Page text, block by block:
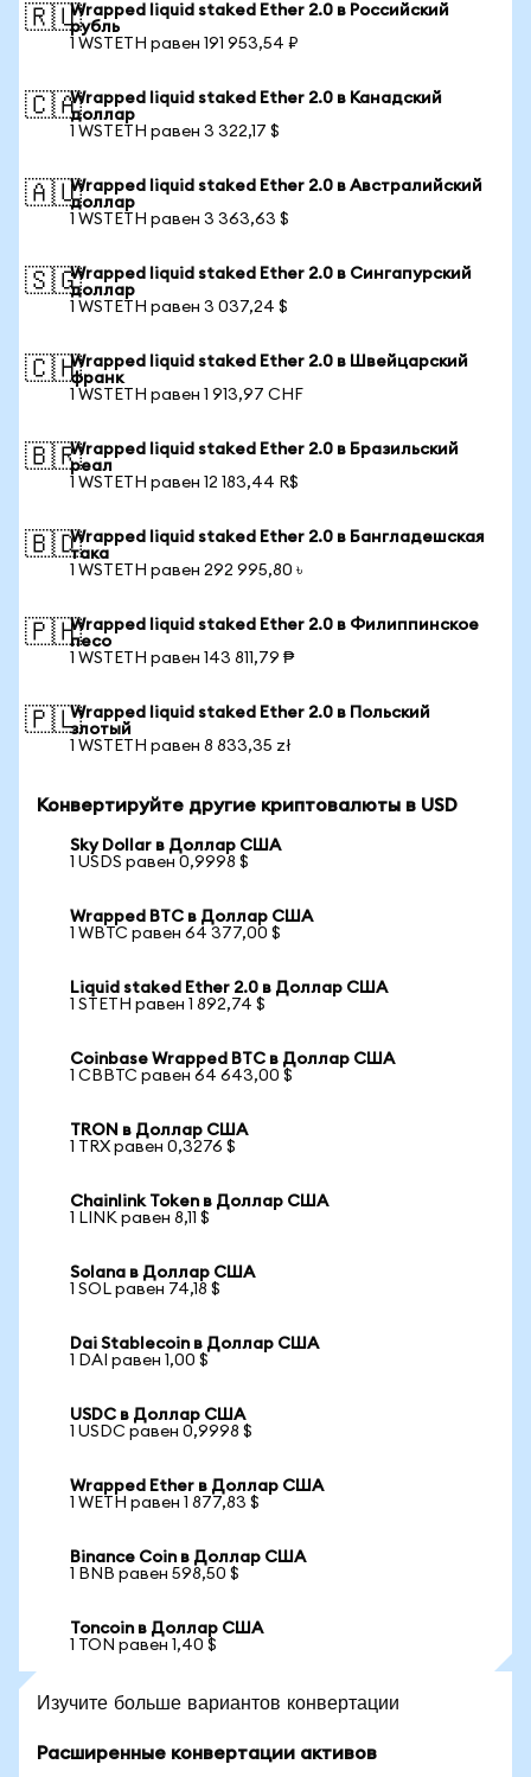
🇷🇺Wrapped liquid staked Ether 2.0 в Российский
рубль
1 WSTETH равен 191 953,54 ₽
🇨🇦Wrapped liquid staked Ether 2.0 в Канадский
доллар
1 WSTETH равен 3 322,17 $
🇦🇺Wrapped liquid staked Ether 2.0 в Австралийский
доллар
1 WSTETH равен 3 363,63 $
🇸🇬Wrapped liquid staked Ether 2.0 в Сингапурский
доллар
1 WSTETH равен 3 037,24 $
🇨🇭Wrapped liquid staked Ether 2.0 в Швейцарский
франк
1 WSTETH равен 1 913,97 CHF
🇧🇷Wrapped liquid staked Ether 2.0 в Бразильский
реал
1 WSTETH равен 12 183,44 R$
🇧🇩Wrapped liquid staked Ether 2.0 в Бангладешская
така
1 WSTETH равен 292 995,80 ৳
🇵🇭Wrapped liquid staked Ether 2.0 в Филиппинское
песо
1 WSTETH равен 143 811,79 ₱
🇵🇱Wrapped liquid staked Ether 2.0 в Польский
злотый
1 WSTETH равен 8 833,35 zł
Конвертируйте другие криптовалюты в USD
Sky Dollar в Доллар США
1 USDS равен 0,9998 $
Wrapped BTC в Доллар США
1 WBTC равен 64 377,00 $
Liquid staked Ether 2.0 в Доллар США
1 STETH равен 1 892,74 $
Coinbase Wrapped BTC в Доллар США
1 CBBTC равен 64 643,00 $
TRON в Доллар США
1 TRX равен 0,3276 $
Chainlink Token в Доллар США
1 LINK равен 8,11 $
Solana в Доллар США
1 SOL равен 74,18 $
Dai Stablecoin в Доллар США
1 DAI равен 1,00 $
USDC в Доллар США
1 USDC равен 0,9998 $
Wrapped Ether в Доллар США
1 WETH равен 1 877,83 $
Binance Coin в Доллар США
1 BNB равен 598,50 $
Toncoin в Доллар США
1 TON равен 1,40 $
Изучите больше вариантов конвертации
Расширенные конвертации активов